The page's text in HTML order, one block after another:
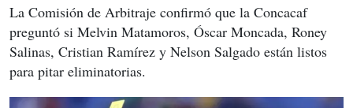
La Comisión de Arbitraje confirmó que la Concacaf
preguntó si Melvin Matamoros, Óscar Moncada, Roney
Salinas, Cristian Ramírez y Nelson Salgado están listos
para pitar eliminatorias.